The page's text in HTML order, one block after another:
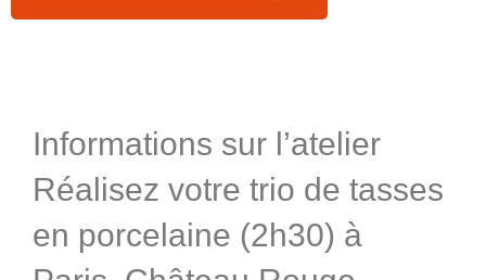
Informations sur l’atelier
Réalisez votre trio de tasses
en porcelaine (2h30) à